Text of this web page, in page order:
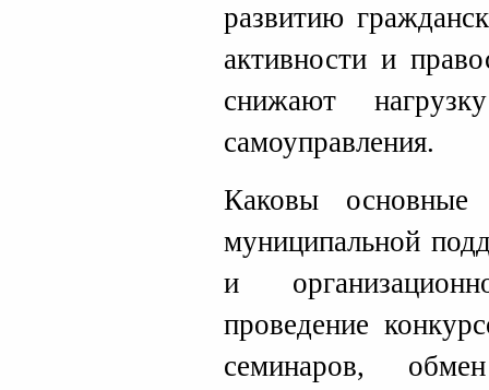
развитию
активности и
снижают
самоуправления.
Каковы основные
муниципальной
и
проведение
семинаров,